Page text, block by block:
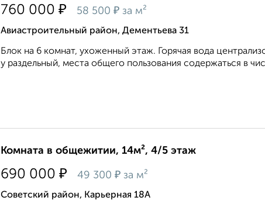
760 000 ₽ 58 500 ₽ за м²
Авиастроительный район, Дементьева 31
Блок на 6 комнат, ухоженный этаж. Горячая вода
у раздельный, места общего пользования содержаться в
Комната в общежитии, 14м², 4/5 этаж
690 000 ₽ 49 300 ₽ за м²
Советский район, Карьерная 18А